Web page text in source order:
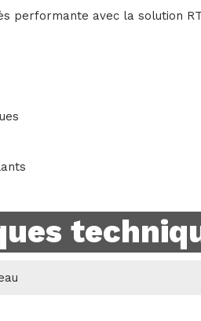
performante avec la solution RT